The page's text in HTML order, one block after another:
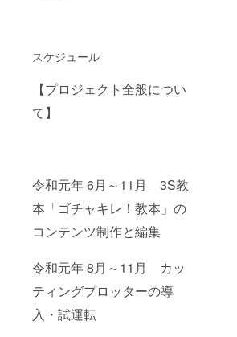
スケジュール
【プロジェクト全般につい
て】
令和元年 6月～11月 3S教
本「ゴチャキレ！教本」の
コンテンツ制作と編集
令和元年 8月～11月 カッ
ティングプロッターの導
入・試運転